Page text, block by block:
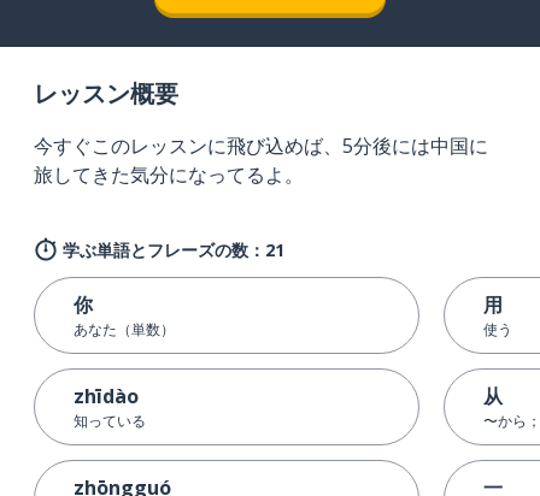
レッスン概要
今すぐこのレッスンに飛び込めば、5分後には中国に
旅してきた気分になってるよ。
学ぶ単語とフレーズの数：21
你
あなた（単数）
zhīdào
知っている
zhōngguó
用
使う
从
〜から
一